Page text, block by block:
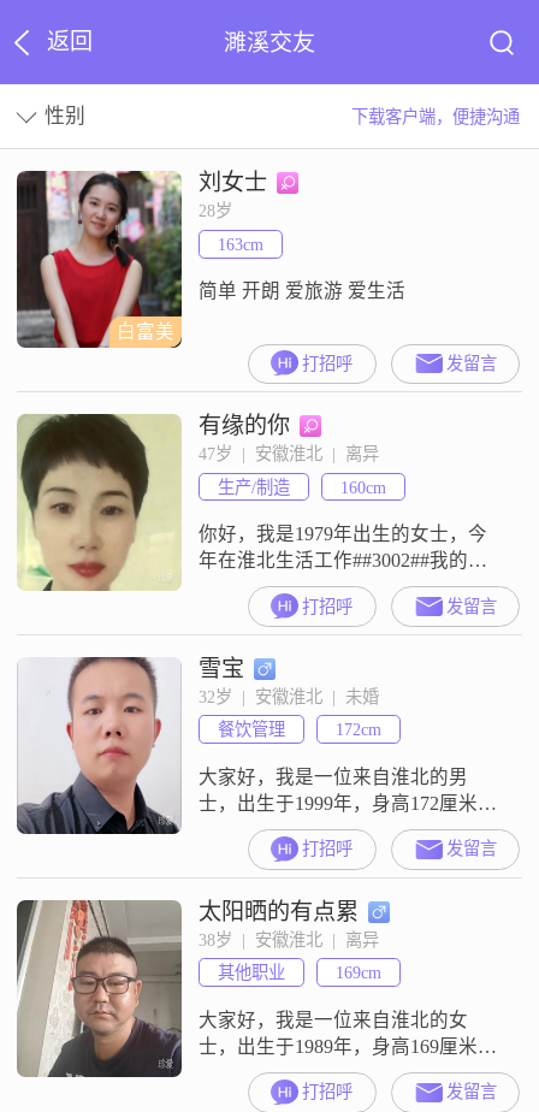
返回 濉溪交友
性别 下载客户端，便捷沟通
白富美
刘女士
28岁
163cm
简单 开朗 爱旅游 爱生活
打招呼 发留言
有缘的你
47岁  |  安徽淮北  |  离异
生产/制造
160cm
你好，我是1979年出生的女士，今
年在淮北生活工作##3002##我的身
高是167cm##3002##我的学历是高中
及以下##3002##目前的月收入在
5001元到8000元之间##3002##我是
一个善解人意的人，平时比较注重
自我提升，也在努力平衡工作与生
活##3002##很开心能在这里和大家
认识##3002##我真
打招呼 发留言
雪宝
32岁  |  安徽淮北  |  未婚
餐饮管理
172cm
大家好，我是一位来自淮北的男
士，出生于1999年，身高172厘米
##3002##我在当地有着稳定的工
作，月收入在12001到20000元之间
##3002##虽然我的学历是大专，但
我一直在努力提升自己，不断学习
新知识，以更好地适应这个快速发
展的社会##3002##我性格稳重可
靠，责任感强，总是愿意承担起自
己的责任##30
打招呼 发留言
太阳晒的有点累
38岁  |  安徽淮北  |  离异
其他职业
169cm
大家好，我是一位来自淮北的女
士，出生于1989年，身高169厘米
##3002##我的月收入在5001到8000
元之间，学历是高中及以下
打招呼 发留言